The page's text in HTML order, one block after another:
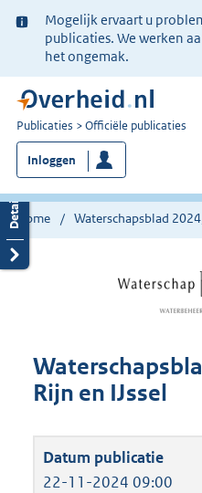
Ter
informatie:
Mogelijk ervaart u
publicaties. We werken
het ongemak.
U
bent
nu
hier:
Publicaties Officiële publicaties
Inloggen
Home Waterschapsblad
Rijn en IJssel
22-11-2024 09:00